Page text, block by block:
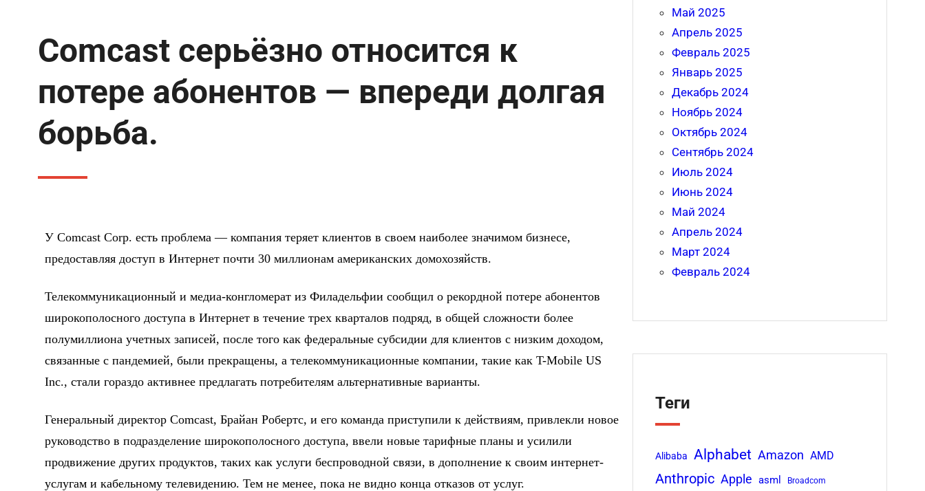
Comcast серьёзно относится к
потере абонентов — впереди долгая
борьба.
У Comcast Corp. есть проблема — компания теряет клиентов в своем наиболее значимом бизнесе,
предоставляя доступ в Интернет почти 30 миллионам американских домохозяйств.
Телекоммуникационный и медиа-конгломерат из Филадельфии сообщил о рекордной потере абонентов
широкополосного доступа в Интернет в течение трех кварталов подряд, в общей сложности более
полумиллиона учетных записей, после того как федеральные субсидии для клиентов с низким доходом,
связанные с пандемией, были прекращены, а телекоммуникационные компании, такие как T-Mobile US
Inc., стали гораздо активнее предлагать потребителям альтернативные варианты.
Генеральный директор Comcast, Брайан Робертс, и его команда приступили к действиям, привлекли новое
руководство в подразделение широкополосного доступа, ввели новые тарифные планы и усилили
продвижение других продуктов, таких как услуги беспроводной связи, в дополнение к своим интернет-
услугам и кабельному телевидению. Тем не менее, пока не видно конца отказов от услуг.
Май 2025
Апрель 2025
Февраль 2025
Январь 2025
Декабрь 2024
Ноябрь 2024
Октябрь 2024
Сентябрь 2024
Июль 2024
Июнь 2024
Май 2024
Апрель 2024
Март 2024
Февраль 2024
Теги
Alibaba Alphabet Amazon AMD
Anthropic Apple asml Broadcom